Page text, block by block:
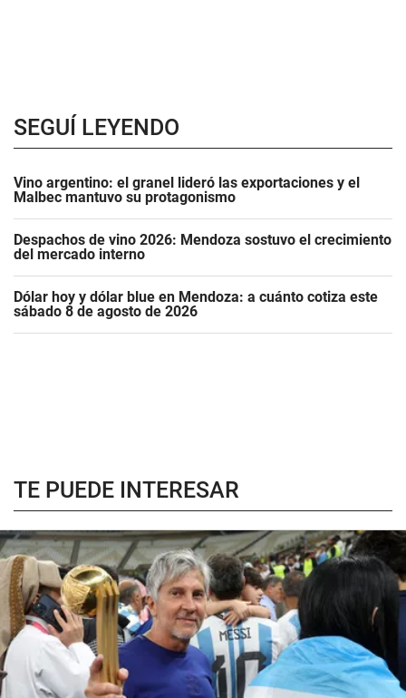
SEGUÍ LEYENDO
Vino argentino: el granel lideró las exportaciones y el
Malbec mantuvo su protagonismo
Despachos de vino 2026: Mendoza sostuvo el crecimiento
del mercado interno
Dólar hoy y dólar blue en Mendoza: a cuánto cotiza este
sábado 8 de agosto de 2026
TE PUEDE INTERESAR